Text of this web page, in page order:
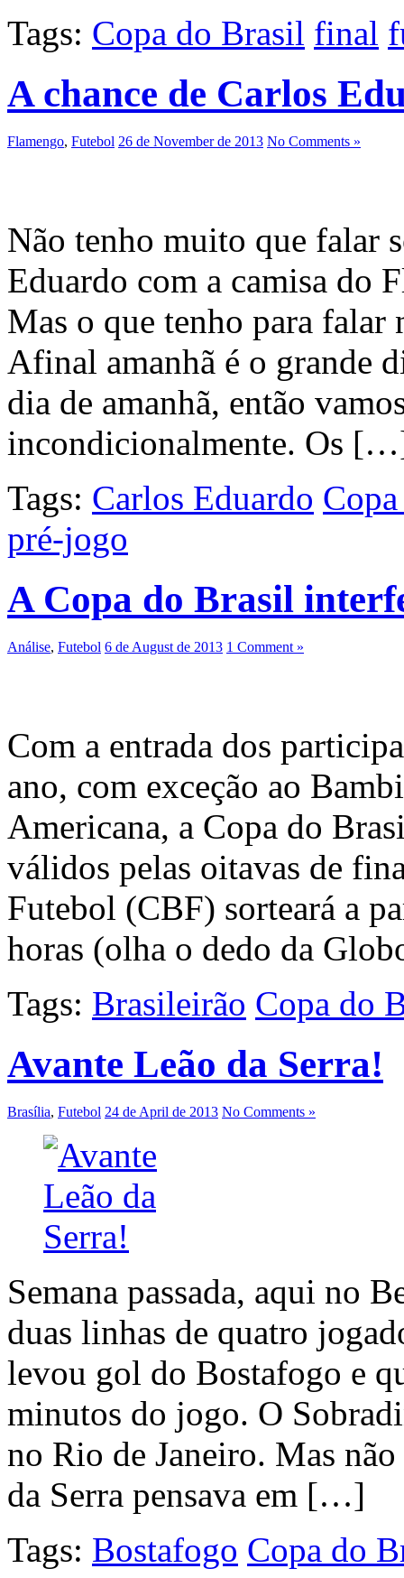
Tags: Copa do Brasil final
A chance de Carlos
Flamengo, Futebol 26 de November de 2013 No Comments »
Não tenho muito que falar
Eduardo com a camisa
Mas o que tenho para falar
Afinal amanhã é o grande
dia de amanhã, então
incondicionalmente. Os
Tags: Carlos Eduardo
pré-jogo
A Copa do Brasil
Análise, Futebol 6 de August de 2013 1 Comment »
Com a entrada dos
ano, com exceção ao
Americana, a Copa do
válidos pelas oitavas de
Futebol (CBF) sorteará a
horas (olha o dedo da
Tags: Brasileirão Copa do
Avante Leão da Serra!
Brasília, Futebol 24 de April de 2013 No Comments »
Semana passada, aqui no
duas linhas de quatro
levou gol do Bostafogo e
minutos do jogo. O
no Rio de Janeiro. Mas
da Serra pensava em […]
Tags: Bostafogo Copa do